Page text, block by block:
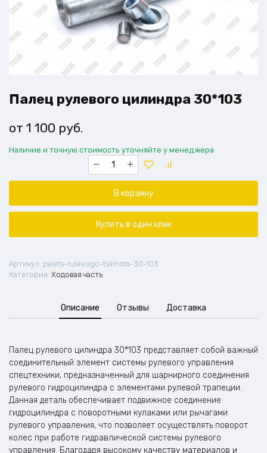
Палец рулевого цилиндра 30*103
1 100 руб.
Наличие и точную стоимость уточняйте у менеджера
Количество
товара
Палец
рулевого
30*103
В корзину
Купить в один клик
Артикул: palets-rulevogo-tsilindra-30-103
Категория: Ходовая часть
Описание Отзывы Доставка
Палец рулевого цилиндра 30*103 представляет собой важный
соединительный элемент системы рулевого управления
спецтехники, предназначенный для шарнирного соединения
рулевого гидроцилиндра с элементами рулевой трапеции.
Данная деталь обеспечивает подвижное соединение
гидроцилиндра с поворотными кулаками или рычагами
рулевого управления, что позволяет осуществлять поворот
колес при работе гидравлической системы рулевого
управления. Благодаря высокому качеству материалов и